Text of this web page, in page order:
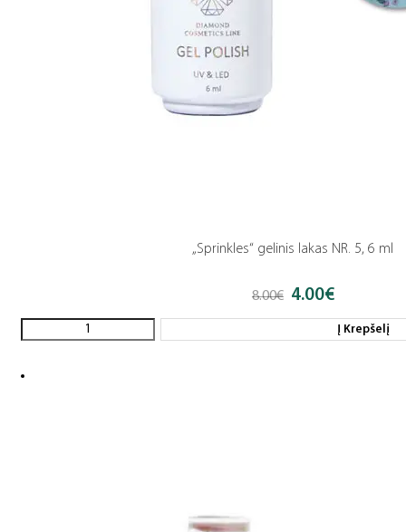
„Sprinkles“ gelinis lakas NR. 5, 6 ml
8.00€ Original
4.00€Current
is:Į Krepšelį